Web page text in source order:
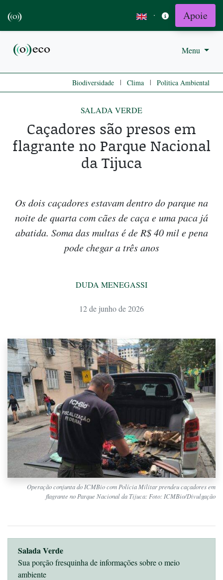
· Apoie
Menu
Biodiversidade | Clima | Politica Ambiental
SALADA VERDE
Caçadores são presos em
flagrante no Parque Nacional
da Tijuca
Os dois caçadores estavam dentro do parque na
noite de quarta com cães de caça e uma paca já
abatida. Soma das multas é de R$ 40 mil e pena
pode chegar a três anos
DUDA MENEGASSI
12 de junho de 2026
Operação conjunta do ICMBio com Polícia Militar prendeu caçadores em
flagrante no Parque Nacional da Tijuca: Foto: ICMBio/Divulgação
Salada Verde
Sua porção fresquinha de informações sobre o meio
ambiente